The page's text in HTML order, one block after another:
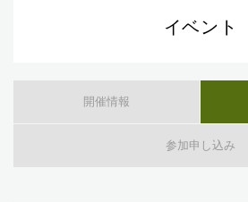
イベント
開催情報
参加申し込み